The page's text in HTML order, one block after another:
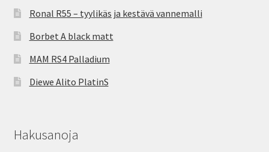
Ronal R55 – tyylikäs ja kestävä vannemalli
Borbet A black matt
MAM RS4 Palladium
Diewe Alito PlatinS
Hakusanoja